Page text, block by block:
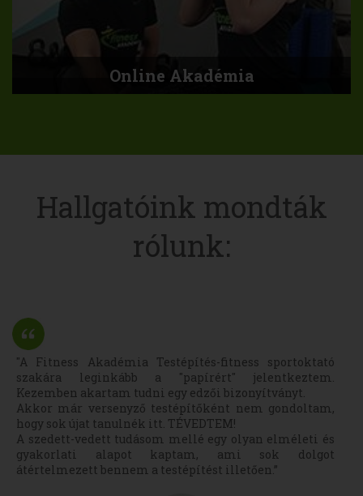
Online Akadémia
Hallgatóink mondták
rólunk:
"A Fitness Akadémia Testépítés-fitness sportoktató
szakára leginkább a "papírért" jelentkeztem.
Kezemben akartam tudni egy edzői bizonyítványt.
Akkor már versenyző testépítőként nem gondoltam,
hogy sok újat tanulnék itt. TÉVEDTEM!
A szedett-vedett tudásom mellé egy olyan elméleti és
gyakorlati alapot kaptam, ami sok dolgot
átértelmezett bennem a testépítést illetően.”